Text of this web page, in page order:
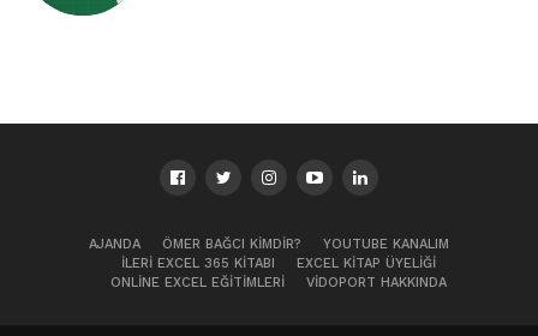
AJANDA ÖMER BAĞCI KIMDIR?
YOUTUBE KANALIM
İLERI EXCEL 365 KITABI
EXCEL KITAP ÜYELIĞI
ONLINE EXCEL EĞITIMLERI
VIDOPORT HAKKINDA